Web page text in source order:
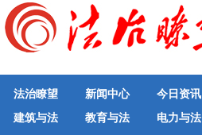
法治瞭望 新闻中心 今日资讯
建筑与法
教育与法 电力与法